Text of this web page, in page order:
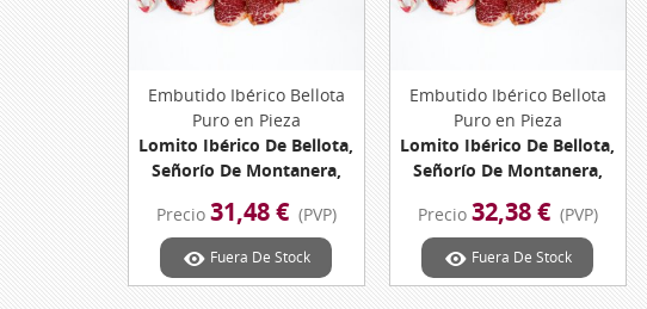
Vista Rápida
Embutido Ibérico Bellota
Puro en Pieza
Lomito Ibérico De Bellota,
Señorío De Montanera,
Dehesa De Extremadura
Precio 31,48 € (PVP)
Fuera De Stock
Vista Rápida
Embutido Ibérico Bellota
Puro en Pieza
Lomito Ibérico De Bellota,
Señorío De Montanera,
Dehesa De Extremadura
Precio 32,38 € (PVP)
Fuera De Stock